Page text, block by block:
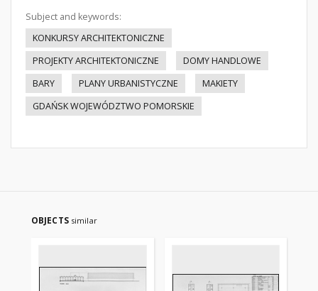
Subject and keywords:
KONKURSY ARCHITEKTONICZNE
PROJEKTY ARCHITEKTONICZNE
DOMY HANDLOWE
BARY
PLANY URBANISTYCZNE
MAKIETY
GDAŃSK WOJEWÓDZTWO POMORSKIE
OBJECTS similar